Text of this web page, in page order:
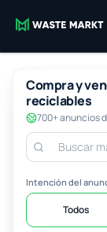
Compra y
reciclables
700+ anuncios
Intención del
Todos